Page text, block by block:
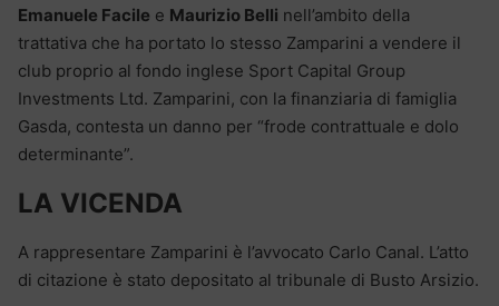
Emanuele Facile e Maurizio Belli nell’ambito della
trattativa che ha portato lo stesso Zamparini a vendere il
club proprio al fondo inglese Sport Capital Group
Investments Ltd. Zamparini, con la finanziaria di famiglia
Gasda, contesta un danno per “frode contrattuale e dolo
determinante”.
LA VICENDA
A rappresentare Zamparini è l’avvocato Carlo Canal. L’atto
di citazione è stato depositato al tribunale di Busto Arsizio.